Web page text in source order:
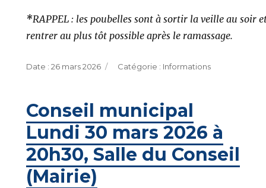
*RAPPEL : les poubelles sont à sortir la veille au soir
rentrer au plus tôt possible après le ramassage.
Publié
26 mars 2026 Catégories
Informations
Conseil municipal
Lundi 30 mars 2026 à
20h30, Salle du Conseil
(Mairie)